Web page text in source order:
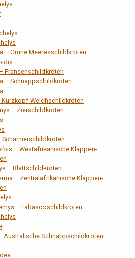
– Grüne Meeresschildkröten
Fransenschildkröten
– Schnappschildkröten
Kurzkopf-Weichschildkröten
– Zierschildkröten
Scharnierschildkröten
– Westafrikanische Klappen-
– Blattschildkröten
– Zentralafrikanische Klappen-
– Tabascoschildkröten
Australische Schnappschildkröten